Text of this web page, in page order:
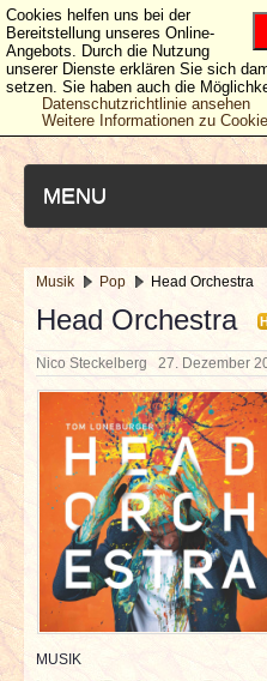
MENU
NEUESTE ARTIKEL
NEWS & DATES
BERICHTE
VERLOSUNGEN
INTERVIEWS
SPECIALS
REDAKTION
Musik Pop Head Orchestra
Head Orchestra
Nico Steckelberg 27. Dezember
MUSIK
Cookies helfen uns bei der
Bereitstellung unseres Online-
Angebots. Durch die Nutzung
unserer Dienste erklären Sie sich
setzen. Sie haben auch die
Datenschutzrichtlinie ansehen
Weitere Informationen zu